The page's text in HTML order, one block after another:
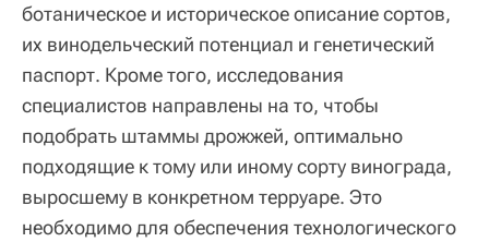
ботаническое и историческое описание cортов,
их винодельческий потенциал и генетический
паспорт. Кроме того, исследования
специалистов направлены на то, чтобы
подобрать штаммы дрожжей, оптимально
подходящие к тому или иному сорту винограда,
выросшему в конкретном терруаре. Это
необходимо для обеспечения технологического